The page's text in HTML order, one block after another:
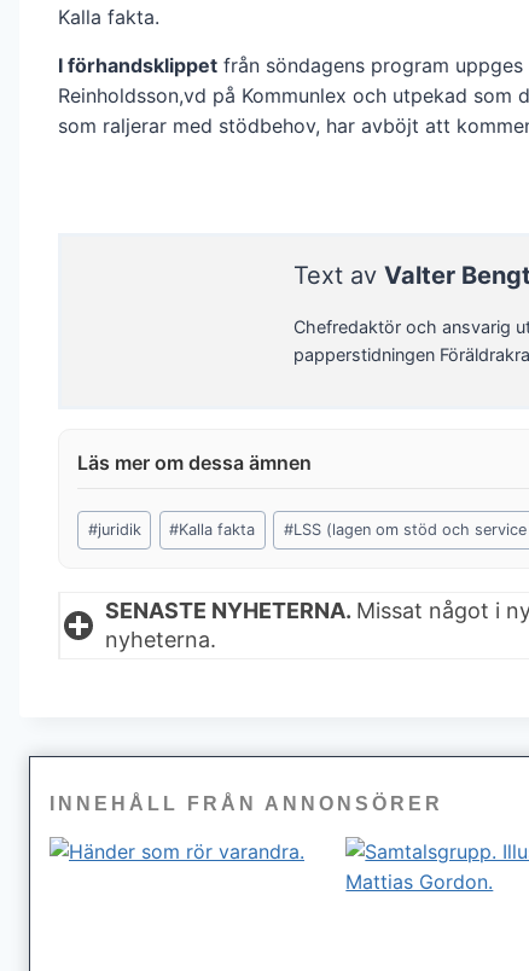
Kalla fakta.
I förhandsklippet från söndagens program
Reinholdsson,vd på Kommunlex och utpekad som
som raljerar med stödbehov, har avböjt att
Text av Valter
Chefredaktör och ansvarig
papperstidningen
Post
Tags:
#juridik #Kalla fakta #LSS (lagen om stöd och
SENASTE NYHETERNA. Missat något i
nyheterna.
INNEHÅLL FRÅN ANNONSÖRER